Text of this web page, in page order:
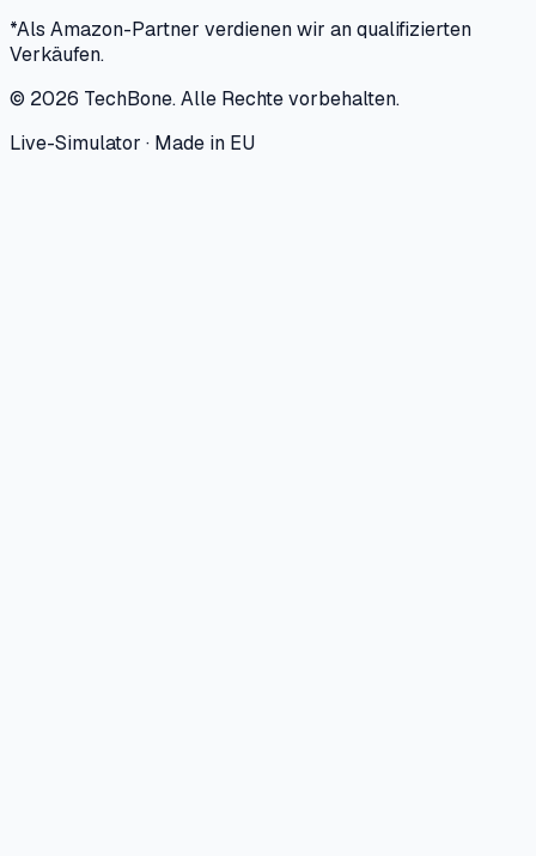
*Als Amazon-Partner verdienen wir an qualifizierten
Verkäufen.
© 2026 TechBone.Alle Rechte vorbehalten.
Live-Simulator · Made in EU